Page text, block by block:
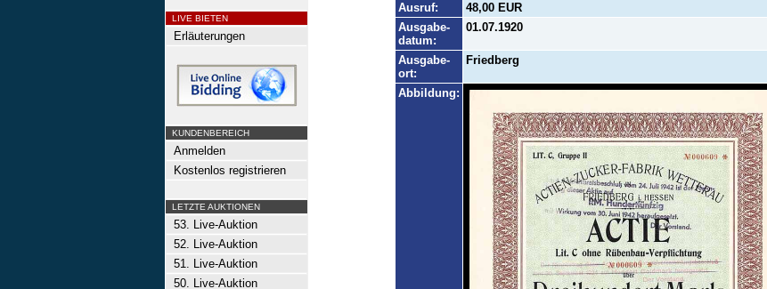
LIVE BIETEN
Erläuterungen
KUNDENBEREICH
Anmelden
Kostenlos registrieren
LETZTE AUKTIONEN
53. Live-Auktion
52. Live-Auktion
51. Live-Auktion
50. Live-Auktion
Ausruf:
48,00 EUR
Ausgabe-
datum:
01.07.1920
Ausgabe-
ort:
Friedberg
Abbildung: